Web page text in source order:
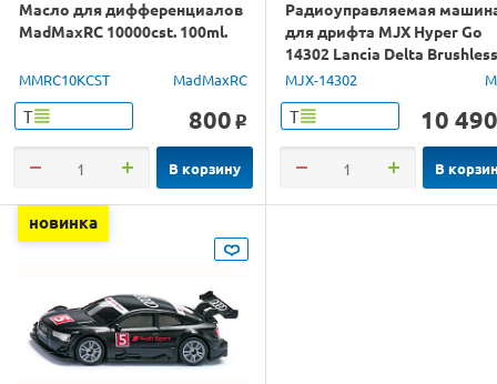
Масло для дифференциалов
MadMaxRC 10000cst. 100ml.
MMRC10KCST MadMaxRC
Т 800 o
В корзину
Радиоуправляемая
для дрифта MJX Hyper Go
14302 Lancia Delta Brushless
4WD 2.4G LED 1/14 RTR
MJX-14302
Т 10 490
В
новинка